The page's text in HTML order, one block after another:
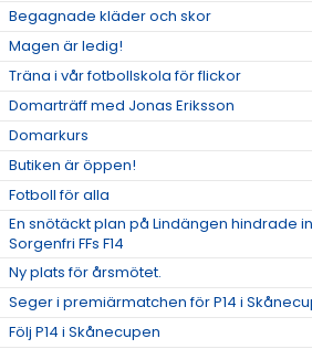
Begagnade kläder och skor
Magen är ledig!
Träna i vår fotbollskola för flickor
Domarträff med Jonas Eriksson
Domarkurs
Butiken är öppen!
Fotboll för alla
En snötäckt plan på Lindängen hindrade
Sorgenfri FFs F14
Ny plats för årsmötet.
Seger i premiärmatchen för P14 i
Följ P14 i Skånecupen